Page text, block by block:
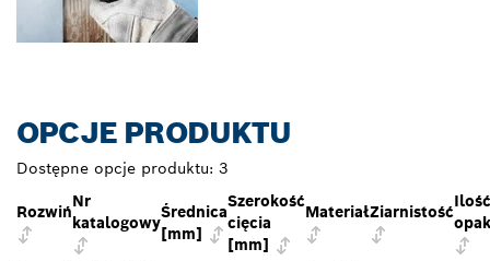
OPCJE PRODUKTU
Dostępne opcje produktu: 3
Rozwiń
Nr
katalogowy
Średnica
[mm]
Szerokość
cięcia
[mm]
MateriałZiarnistość
Ilość